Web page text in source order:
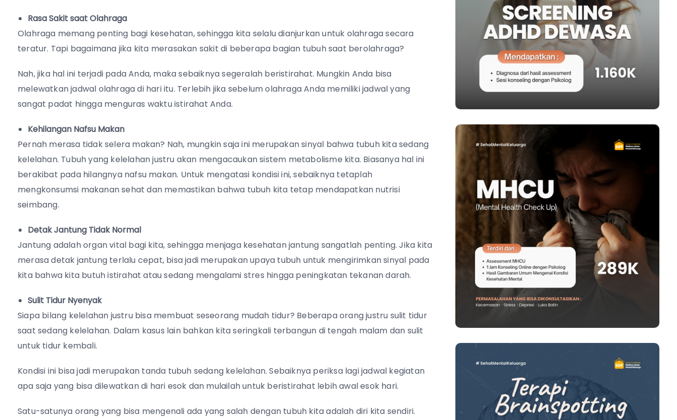
Rasa Sakit saat Olahraga
Olahraga memang penting bagi kesehatan, sehingga kita selalu dianjurkan untuk olahraga secara
teratur. Tapi bagaimana jika kita merasakan sakit di beberapa bagian tubuh saat berolahraga?
Nah, jika hal ini terjadi pada Anda, maka sebaiknya segeralah beristirahat. Mungkin Anda bisa
melewatkan jadwal olahraga di hari itu. Terlebih jika sebelum olahraga Anda memiliki jadwal yang
sangat padat hingga menguras waktu istirahat Anda.
Kehilangan Nafsu Makan
Pernah merasa tidak selera makan? Nah, mungkin saja ini merupakan sinyal bahwa tubuh kita sedang
kelelahan. Tubuh yang kelelahan justru akan mengacaukan sistem metabolisme kita. Biasanya hal ini
berakibat pada hilangnya nafsu makan. Untuk mengatasi kondisi ini, sebaiknya tetaplah
mengkonsumsi makanan sehat dan memastikan bahwa tubuh kita tetap mendapatkan nutrisi
seimbang.
Detak Jantung Tidak Normal
Jantung adalah organ vital bagi kita, sehingga menjaga kesehatan jantung sangatlah penting. Jika kita
merasa detak jantung terlalu cepat, bisa jadi merupakan upaya tubuh untuk mengirimkan sinyal pada
kita bahwa kita butuh istirahat atau sedang mengalami stres hingga peningkatan tekanan darah.
Sulit Tidur Nyenyak
Siapa bilang kelelahan justru bisa membuat seseorang mudah tidur? Beberapa orang justru sulit tidur
saat sedang kelelahan. Dalam kasus lain bahkan kita seringkali terbangun di tengah malam dan sulit
untuk tidur kembali.
Kondisi ini bisa jadi merupakan tanda tubuh sedang kelelahan. Sebaiknya periksa lagi jadwal kegiatan
apa saja yang bisa dilewatkan di hari esok dan mulailah untuk beristirahat lebih awal esok hari.
Satu-satunya orang yang bisa mengenali ada yang salah dengan tubuh kita adalah diri kita sendiri.